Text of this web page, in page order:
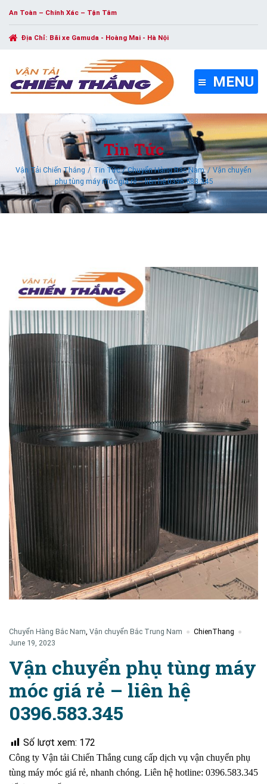
An Toàn – Chính Xác – Tận Tâm
Địa Chỉ: Bãi xe Gamuda - Hoàng Mai - Hà Nội
MENU
Tin Tức
Vận Tải Chiến Thắng Tin Tức Chuyển Hàng Bắc Nam
Vận chuyển
phụ tùng máy móc giá rẻ – liên hệ 0396.583.345
Chuyển Hàng Bắc Nam, Vận chuyển Bắc Trung Nam
ChienThang
June 19, 2023
Vận chuyển phụ tùng máy
móc giá rẻ – liên hệ
0396.583.345
Số lượt xem: 172
Công ty Vận tải Chiến Thắng cung cấp dịch vụ vận chuyển phụ
tùng máy móc giá rẻ, nhanh chóng. Liên hệ hotline: 0396.583.345